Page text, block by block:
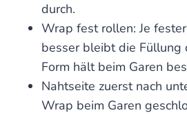
durch.
Wrap fest rollen: Je
besser bleibt die Füllung
Form hält beim Garen
Nahtseite zuerst nach
Wrap beim Garen